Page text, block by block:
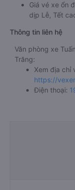
Giá vé xe ổn
dịp Lễ, Tết
Thông tin liên hệ
Văn phòng xe
Trăng:
Xem địa chỉ
https://
Điện thoại: